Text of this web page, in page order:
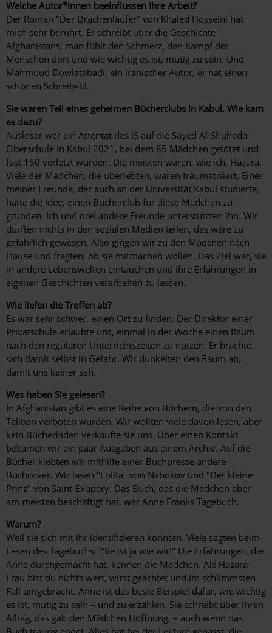
Welche Autor*innen beeinflussen Ihre Arbeit?
Der Roman "Der Drachenläufer" von Khaled Hosseini hat
mich sehr berührt. Er schreibt über die Geschichte
Afghanistans, man fühlt den Schmerz, den Kampf der
Menschen dort und wie wichtig es ist, mutig zu sein. Und
Mahmoud Dowlatabadi, ein iranischer Autor, er hat einen
schönen Schreibstil.
Sie waren Teil eines geheimen Bücherclubs in Kabul. Wie kam
es dazu?
Auslöser war ein Attentat des IS auf die Sayed Al-Shuhada-
Oberschule in Kabul 2021, bei dem 85 Mädchen getötet und
fast 150 verletzt wurden. Die meisten waren, wie ich, Hazara.
Viele der Mädchen, die überlebten, waren traumatisiert. Einer
meiner Freunde, der auch an der Universität Kabul studierte,
hatte die Idee, einen Bücherclub für diese Mädchen zu
gründen. Ich und drei andere Freunde unterstützten ihn. Wir
durften nichts in den sozialen Medien teilen, das wäre zu
gefährlich gewesen. Also gingen wir zu den Mädchen nach
Hause und fragten, ob sie mitmachen wollen. Das Ziel war, sie
in andere Lebenswelten eintauchen und ihre Erfahrungen in
eigenen Geschichten verarbeiten zu lassen.
Wie liefen die Treffen ab?
Es war sehr schwer, einen Ort zu finden. Der Direktor einer
Privatschule erlaubte uns, einmal in der Woche einen Raum
nach den regulären Unterrichtszeiten zu nutzen. Er brachte
sich damit selbst in Gefahr. Wir dunkelten den Raum ab,
damit uns keiner sah.
Was haben Sie gelesen?
In Afghanistan gibt es eine Reihe von Büchern, die von den
Taliban verboten wurden. Wir wollten viele davon lesen, aber
kein Bücherladen verkaufte sie uns. Über einen Kontakt
bekamen wir ein paar Ausgaben aus einem Archiv. Auf die
Bücher klebten wir mithilfe einer Buchpresse andere
Buchcover. Wir lasen "Lolita" von Nabokov und "Der kleine
Prinz" von Saint-Exupéry. Das Buch, das die Mädchen aber
am meisten beschäftigt hat, war Anne Franks Tagebuch.
Warum?
Weil sie sich mit ihr identifizieren konnten. Viele sagten beim
Lesen des Tagebuchs: "Sie ist ja wie wir!" Die Erfahrungen, die
Anne durchgemacht hat, kennen die Mädchen. Als Hazara-
Frau bist du nichts wert, wirst geächtet und im schlimmsten
Fall umgebracht. Anne ist das beste Beispiel dafür, wie wichtig
es ist, mutig zu sein – und zu erzählen. Sie schreibt über ihren
Alltag, das gab den Mädchen Hoffnung, – auch wenn das